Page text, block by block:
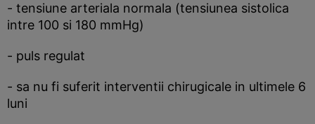
- tensiune arteriala normala (tensiunea sistolica
intre 100 si 180 mmHg)
- puls regulat
- sa nu fi suferit interventii chirugicale in ultimele 6
luni